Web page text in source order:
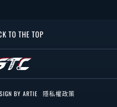
TO THE TOP
BY ARTIE 隱私權政策